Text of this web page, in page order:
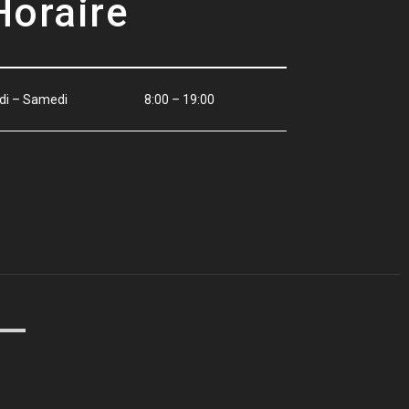
– Samedi 8:00 – 19:00